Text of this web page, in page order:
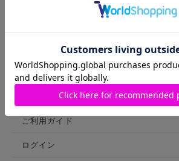
スタッフリスト
ショップブログ
ご利用ガイド
ログイン